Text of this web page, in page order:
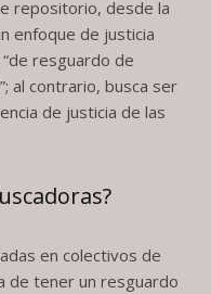
repositorio, desde la
enfoque de justicia
resguardo de
al contrario, busca ser
de justicia de las
en colectivos de
de tener un resguardo